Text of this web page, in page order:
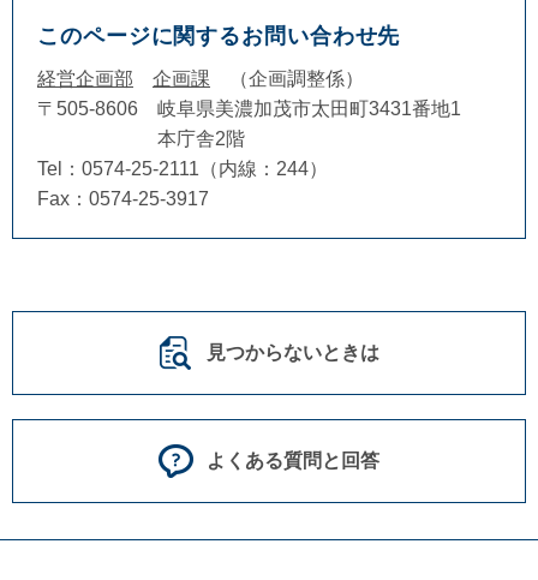
このページに関するお問い合わせ先
経営企画部 企画課
企画調整係
〒505-8606
岐阜県美濃加茂市太田町3431番地1
本庁舎2階
Tel：0574-25-2111（内線：244）
Fax：0574-25-3917
見つからないときは
よくある質問と回答